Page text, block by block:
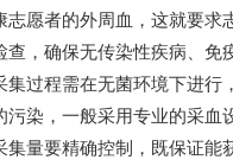
志愿者的外周血，这就要求
查，确保无传染性疾病、免
集过程需在无菌环境下进行
污染，一般采用专业的采血
集量要精确控制，既保证能